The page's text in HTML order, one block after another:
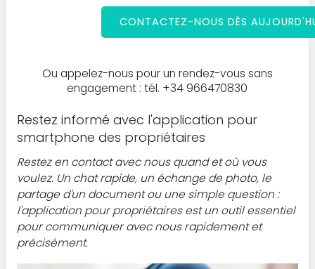
CONTACTEZ-NOUS DÈS
Ou appelez-nous pour un rendez-vous sans
engagement : tél. +34 966470830
Restez informé avec l'application pour
smartphone des propriétaires
Restez en contact avec nous quand et où vous
voulez. Un chat rapide, un échange de photo, le
partage d'un document ou une simple question :
l'application pour propriétaires est un outil essentiel
pour communiquer avec nous rapidement et
précisément.